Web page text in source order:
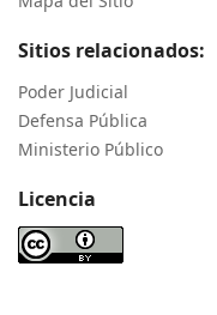
Sitios relacionados:
Poder Judicial
Defensa Pública
Ministerio Público
Licencia